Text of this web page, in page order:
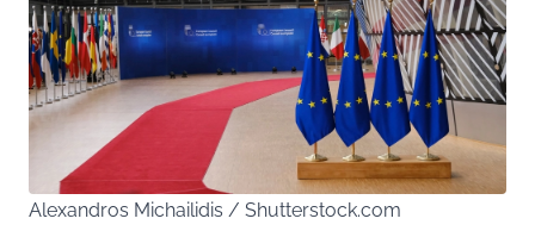
Alexandros Michailidis / Shutterstock.com